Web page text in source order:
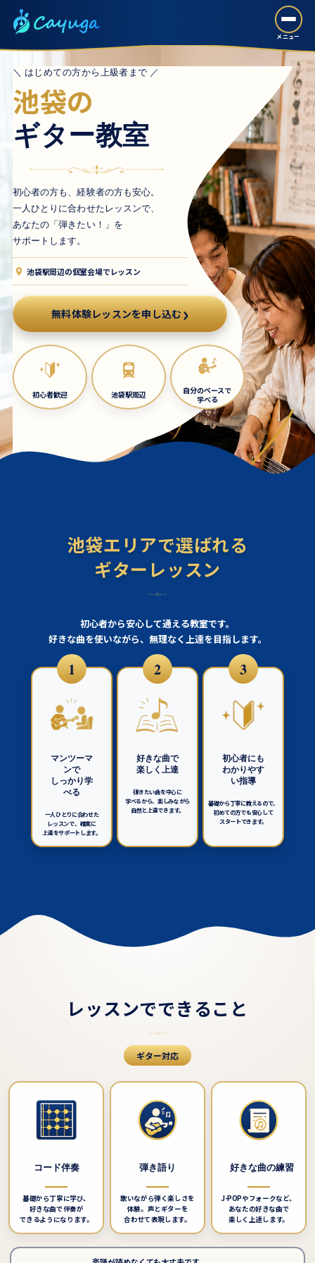
メニュー
＼ はじめての方から上級者まで ／
池袋の
ギター教室
初心者の方も、経験者の方も安心。
一人ひとりに合わせたレッスンで、
あなたの「弾きたい！」を
サポートします。
池袋駅周辺の個室会場でレッスン
無料体験レッスンを申し込む
初心者歓迎 池袋駅周辺
自分のペースで
学べる
池袋エリアで選ばれる
ギターレッスン
初心者から安心して通える教室です。
好きな曲を使いながら、無理なく上達を目指します。
1
マンツーマ
ンで
しっかり学
べる
一人ひとりに合わせた
レッスンで、確実に
上達をサポートします。
2
好きな曲で
楽しく上達
弾きたい曲を中心に
学べるから、楽しみながら
自然と上達できます。
3
初心者にも
わかりやす
い指導
基礎から丁寧に教えるので、
初めての方でも安心して
スタートできます。
レッスンでできること
ギター対応
コード伴奏
基礎から丁寧に学び、
好きな曲で伴奏が
できるようになります。
弾き語り
歌いながら弾く楽しさを
体験。声とギターを
合わせて表現します。
好きな曲の練習
J-POPやフォークなど、
あなたの好きな曲で
楽しく上達します。